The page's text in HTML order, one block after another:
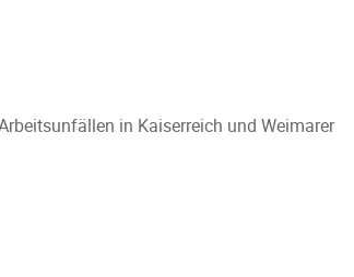
in Kaiserreich und Weimarer